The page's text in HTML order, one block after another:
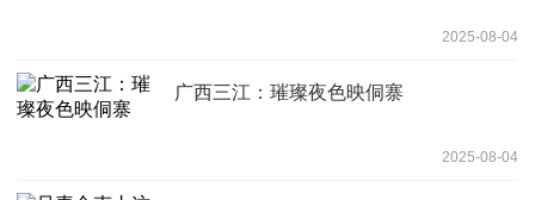
2025-08-04
广西三江：璀璨夜色映侗寨
2025-08-04